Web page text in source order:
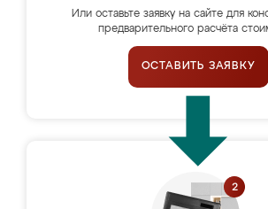
Или оставьте заявку на сайте для
предварительного расчёта
ОСТАВИТЬ ЗАЯВКУ